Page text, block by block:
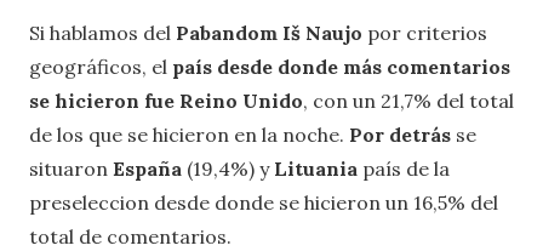
Si hablamos del Pabandom Iš Naujo por criterios
geográficos, el país desde donde más comentarios
se hicieron fue Reino Unido, con un 21,7% del total
de los que se hicieron en la noche. Por detrás se
situaron España (19,4%) y Lituania país de la
preseleccion desde donde se hicieron un 16,5% del
total de comentarios.